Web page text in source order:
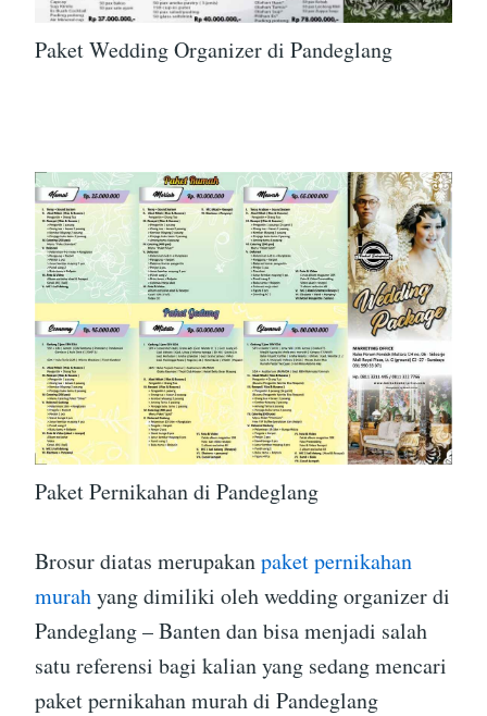
Paket Wedding Organizer di Pandeglang
Paket Pernikahan di Pandeglang
Brosur diatas merupakanpaket pernikahan
murahyang dimiliki oleh wedding organizer di
Pandeglang – Banten dan bisa menjadi salah
satu referensi bagi kalian yang sedang mencari
paket pernikahan murah di Pandeglang